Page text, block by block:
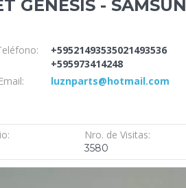
GENESIS -
+59521493535021493536
+595973414248
luznparts@hotmail.com
Nro. de Visitas:
3580